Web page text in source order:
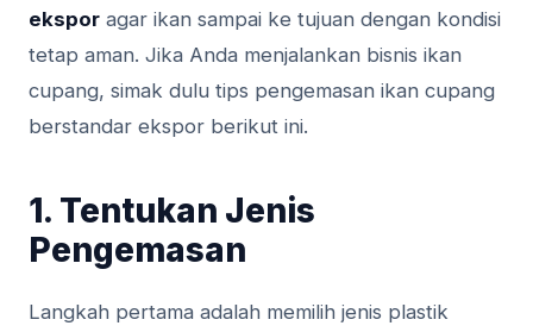
ekspor agar ikan sampai ke tujuan dengan kondisi
tetap aman. Jika Anda menjalankan bisnis ikan
cupang, simak dulu tips pengemasan ikan cupang
berstandar ekspor berikut ini.
1. Tentukan Jenis
Pengemasan
Langkah pertama adalah memilih jenis plastik